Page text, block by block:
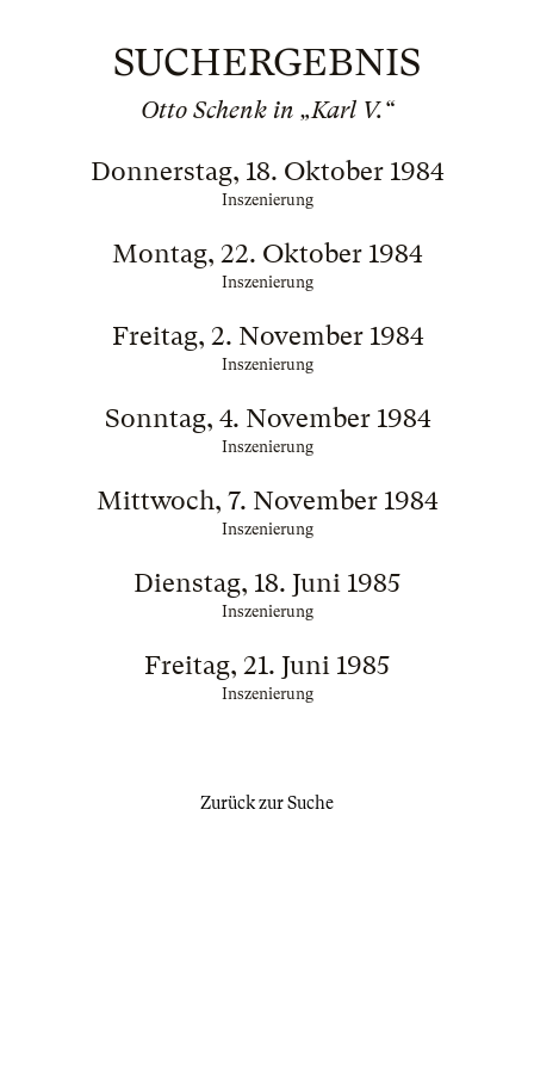
SUCHERGEBNIS
Otto Schenk in „Karl V.“
Donnerstag, 18. Oktober 1984
Inszenierung
Montag, 22. Oktober 1984
Inszenierung
Freitag, 2. November 1984
Inszenierung
Sonntag, 4. November 1984
Inszenierung
Mittwoch, 7. November 1984
Inszenierung
Dienstag, 18. Juni 1985
Inszenierung
Freitag, 21. Juni 1985
Inszenierung
Zurück zur Suche